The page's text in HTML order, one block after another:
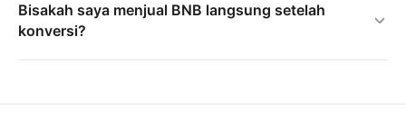
Bisakah saya menjual BNB langsung setelah
konversi?